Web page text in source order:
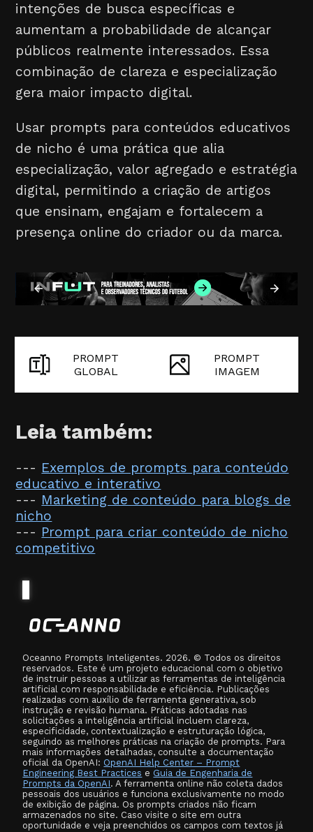
intenções de busca específicas e
aumentam a probabilidade de alcançar
públicos realmente interessados. Essa
combinação de clareza e especialização
gera maior impacto digital.
Usar prompts para conteúdos educativos
de nicho é uma prática que alia
especialização, valor agregado e estratégia
digital, permitindo a criação de artigos
que ensinam, engajam e fortalecem a
presença online do criador ou da marca.
PROMPT
GLOBAL
PROMPT
IMAGEM
Leia também:
--- Exemplos de prompts para conteúdo
educativo e interativo
--- Marketing de conteúdo para blogs de
nicho
--- Prompt para criar conteúdo de nicho
competitivo
Oceanno Prompts Inteligentes. 2026. © Todos os direitos
reservados. Este é um projeto educacional com o objetivo
de instruir pessoas a utilizar as ferramentas de inteligência
artificial com responsabilidade e eficiência. Publicações
realizadas com auxílio de ferramenta generativa, sob
instrução e revisão humana. Práticas adotadas nas
solicitações a inteligência artificial incluem clareza,
especificidade, contextualização e estruturação lógica,
seguindo as melhores práticas na criação de prompts. Para
mais informações detalhadas, consulte a documentação
oficial da OpenAI: OpenAI Help Center – Prompt
Engineering Best Practices e Guia de Engenharia de
Prompts da OpenAI. A ferramenta online não coleta dados
pessoais dos usuários e funciona exclusivamente no modo
de exibição de página. Os prompts criados não ficam
armazenados no site. Caso visite o site em outra
oportunidade e veja preenchidos os campos com textos já